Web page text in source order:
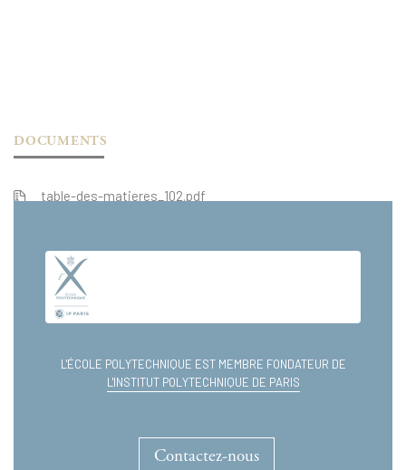
DOCUMENTS
table-des-matieres_102.pdf
L'ÉCOLE POLYTECHNIQUE EST MEMBRE FONDATEUR DE
L'INSTITUT POLYTECHNIQUE DE PARIS
Contactez-nous